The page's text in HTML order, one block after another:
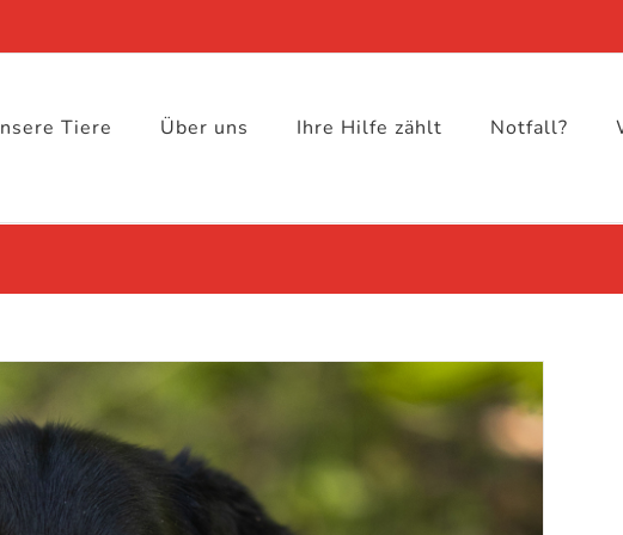
Tiere Über uns Ihre Hilfe zählt Notfall?